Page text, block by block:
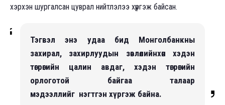
хэрхэн шургалсан цуврал нийтлэлээ хүргэж байсан.
Тэгвэл энэ удаа бид Монголбанкны
захирал, захирлуудын зөвлөлийнхөн хэдэн
төгрөгийн цалин авдаг, хэдэн төгрөгийн
орлоготой байгаа талаар
мэдээллийг нэгтгэн хүргэж байна.